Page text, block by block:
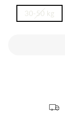
30-50 kg